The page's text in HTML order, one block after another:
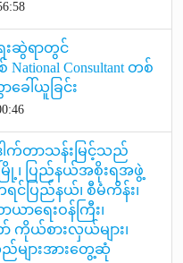
ရေးဆွဲရာတွင်
Consultant တစ်
ေါ်ယူခြင်း
ါက်တာသန်းမြင့်သည်
ြို့၊ ပြည်နယ်အစိုးရအဖွဲ့
င်ပြည်နယ်၊ စီမံကိန်း၊
ာရေးဝန်ကြီး၊
ယ်စားလှယ်များ၊
များအားတွေ့ဆုံ